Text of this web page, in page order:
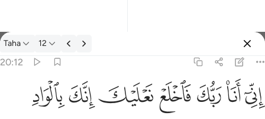
Tafseer: Taha 20:12
Taha 12
20:12
اني انا ربك فاخلع نعليك انك بالواد المقدس طوى ١٢
إِنِّىٓ أَنَا۠ رَبُّكَ فَٱخْلَعْ نَعْلَيْكَ ۖ إِنَّكَ بِٱلْوَادِ ٱلْمُقَدَّسِ طُوًۭى ١٢
ﲺﲻﲼﲽﲾﲿﳀ